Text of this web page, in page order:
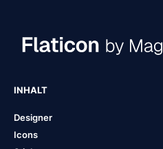
INHALT
Designer
Icons